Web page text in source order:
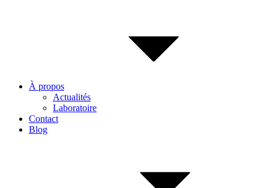
À propos
Actualités
Laboratoire
Contact
Blog